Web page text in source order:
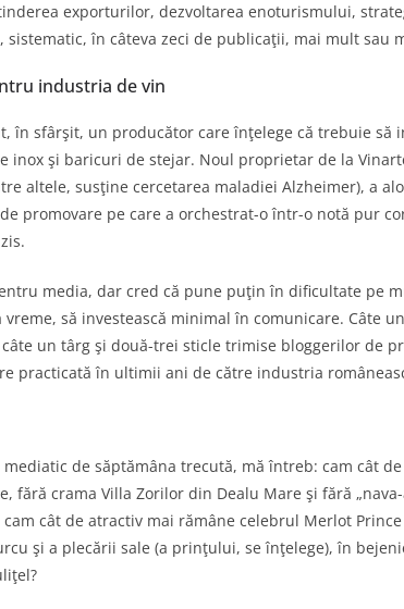
exporturilor, dezvoltarea enoturismului,
sistematic, în câteva zeci de publicaţii, mai mult sau
industria de vin
în sfârşit, un producător care înţelege că trebuie să
inox şi baricuri de stejar. Noul proprietar de la
altele, susţine cercetarea maladiei Alzheimer), a
promovare pe care a orchestrat-o într-o notă pur
media, dar cred că pune puţin în dificultate pe
să investească minimal în comunicare. Câte
un târg şi două-trei sticle trimise bloggerilor de
practicată în ultimii ani de către industria
mediatic de săptămâna trecută, mă întreb: cam cât
fără crama Villa Zorilor din Dealu Mare şi fără
cât de atractiv mai rămâne celebrul Merlot
şi a plecării sale (a prinţului, se înţelege), în